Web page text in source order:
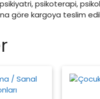
psikoterapi,
göre kargoya teslim